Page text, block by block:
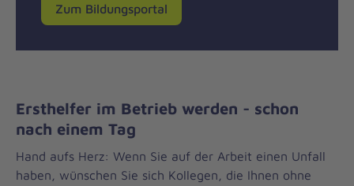
Zum Bildungsportal
Ersthelfer im Betrieb werden - schon
nach einem Tag
Hand aufs Herz: Wenn Sie auf der Arbeit einen Unfall
haben, wünschen Sie sich Kollegen, die Ihnen ohne